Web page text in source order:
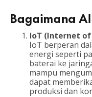
Bagaimana
IoT (Internet
IoT berperan
energi seperti
baterai ke
mampu
dapat
produksi dan